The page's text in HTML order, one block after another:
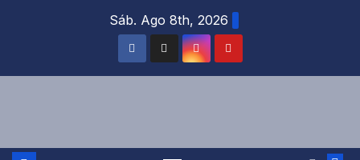
Sáb. Ago 8th, 2026